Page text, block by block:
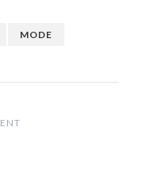
MODE